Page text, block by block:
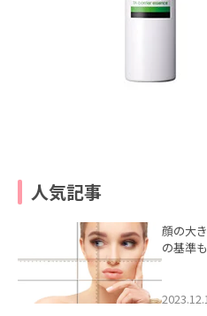
人気記事
顔の大
の基準